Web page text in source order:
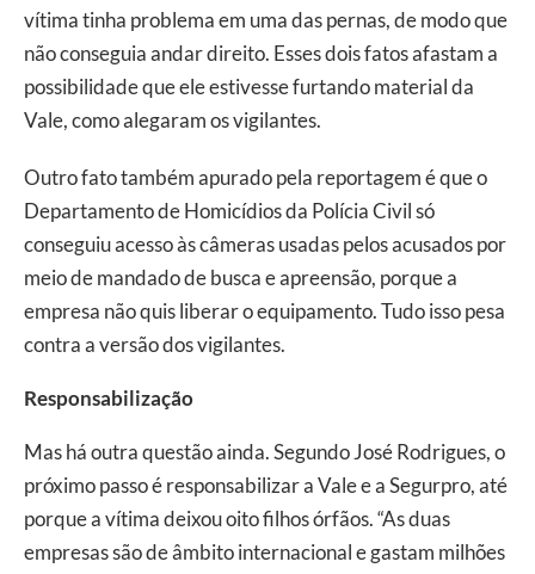
vítima tinha problema em uma das pernas, de modo que
não conseguia andar direito. Esses dois fatos afastam a
possibilidade que ele estivesse furtando material da
Vale, como alegaram os vigilantes.
Outro fato também apurado pela reportagem é que o
Departamento de Homicídios da Polícia Civil só
conseguiu acesso às câmeras usadas pelos acusados por
meio de mandado de busca e apreensão, porque a
empresa não quis liberar o equipamento. Tudo isso pesa
contra a versão dos vigilantes.
Responsabilização
Mas há outra questão ainda. Segundo José Rodrigues, o
próximo passo é responsabilizar a Vale e a Segurpro, até
porque a vítima deixou oito filhos órfãos. “As duas
empresas são de âmbito internacional e gastam milhões